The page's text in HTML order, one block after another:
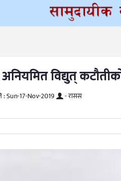
अनियमित विद्युत्
:Sun-17-Nov-2019 - रासस